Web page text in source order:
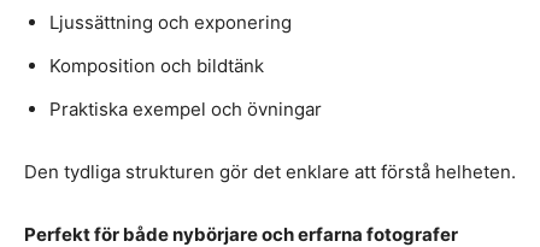
Ljussättning och exponering
Komposition och bildtänk
Praktiska exempel och övningar
Den tydliga strukturen gör det enklare att förstå helheten.
Perfekt för både nybörjare och erfarna fotografer